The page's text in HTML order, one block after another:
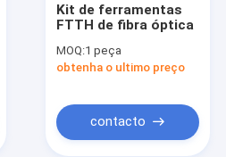
Kit de ferramentas
FTTH de fibra óptica
MOQ:1 peça
obtenha o ultimo preço
contacto